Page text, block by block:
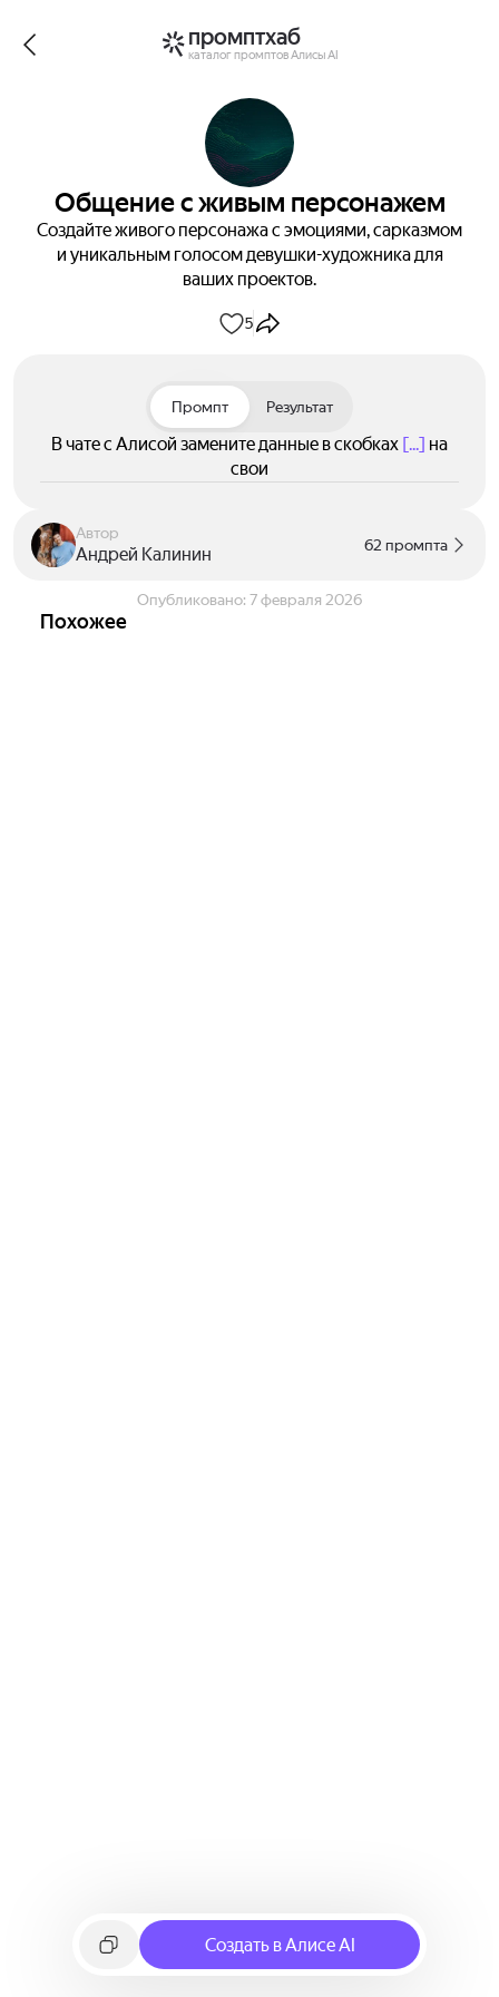
промптхаб
каталог промптов Алисы AI
Общение с живым персонажем
Создайте живого персонажа с эмоциями, сарказмом
и уникальным голосом девушки-художника для
ваших проектов.
5
Промпт Результат
В чате с Алисой замените данные в скобках [...] на
свои
Автор
Андрей Калинин 62 промпта
Опубликовано: 7 февраля 2026
Похожее
Создать в Алисе AI